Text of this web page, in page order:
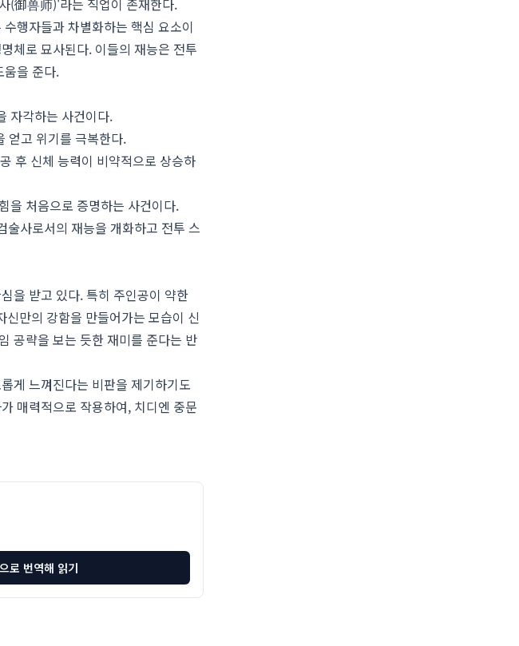
(御兽师)'라는 직업이 존재한다.
행자들과 차별화하는 핵심 요소이
체로 묘사된다. 이들의 재능은 전투
움을 준다.
자각하는 사건이다.
얻고 위기를 극복한다.
후 신체 능력이 비약적으로 상승하
을 처음으로 증명하는 사건이다.
사로서의 재능을 개화하고 전투 스
을 받고 있다. 특히 주인공이 약한
만의 강함을 만들어가는 모습이 신
공략을 보는 듯한 재미를 준다는 반
게 느껴진다는 비판을 제기하기도
매력적으로 작용하여, 치디엔 중문
로 번역해 읽기